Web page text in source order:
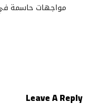
مواجهات حاسمة في
Leave A Reply